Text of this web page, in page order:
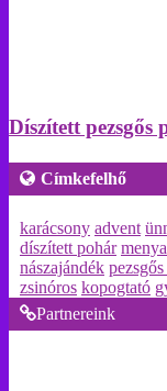
Díszített pezsgős
Címkefelhő
karácsony advent
díszített pohár
nászajándék
zsinóros kopogtató
Partnereink